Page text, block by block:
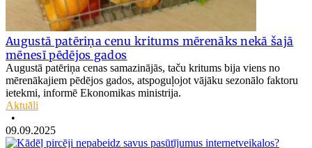
Augustā patēriņa cenu kritums mērenāks nekā šajā
mēnesī pēdējos gados
Augustā patēriņa cenas samazinājās, taču kritums bija viens no
mērenākajiem pēdējos gados, atspoguļojot vājāku sezonālo faktoru
ietekmi, informē Ekonomikas ministrija.
Aktuāli
•
09.09.2025